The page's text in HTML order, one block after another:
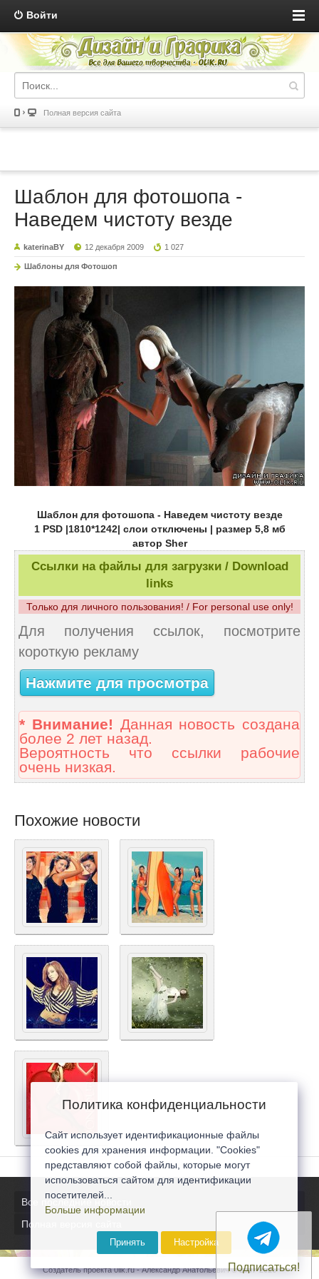
Войти
Полная версия сайта
Шаблон для фотошопа -
Наведем чистоту везде
katerinaBY 12 декабря 2009 1 027
Шаблоны для Фотошоп
Шаблон для фотошопа - Наведем чистоту везде
1 PSD |1810*1242| слои отключены | размер 5,8 мб
автор Sher
Ссылки на файлы для загрузки / Download
links
Только для личного пользования! / For personal use only!
Для получения ссылок, посмотрите
короткую рекламу
Нажмите для просмотра
* Внимание! Данная новость создана
более 2 лет назад.
Вероятность что ссылки рабочие
очень низкая.
Похожие новости
Все последние новости
Полная версия сайта
Создатель проекта 0lik.ru - Александр Анатольевич © 2007-2026
Подписаться!
Политика конфиденциальности
Сайт использует идентификационные файлы
cookies для хранения информации. "Cookies"
представляют собой файлы, которые могут
использоваться сайтом для идентификации
посетителей...
Больше информации
Принять Настройка